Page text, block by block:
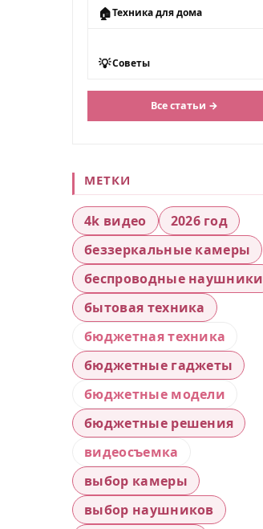
🏠Техника для дома
💡Советы
Все статьи →
МЕТКИ
4k видео
2026 год
беззеркальные камеры
беспроводные наушники
бытовая техника
бюджетная техника
бюджетные гаджеты
бюджетные модели
бюджетные решения
видеосъемка
выбор камеры
выбор наушников